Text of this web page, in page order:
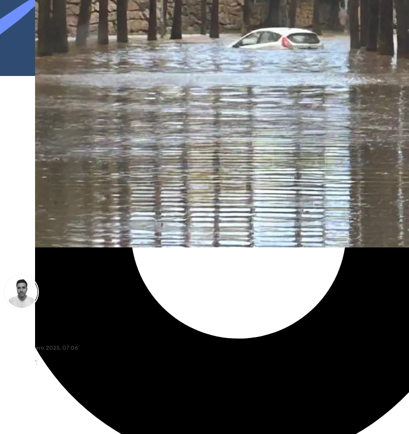
lunes, 3 febrero 2025, 07:06
Compartir: